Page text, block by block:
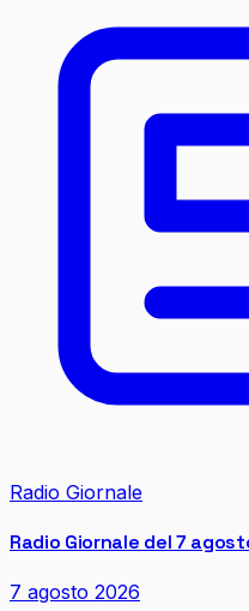
Radio Giornale
Radio Giornale del 7
7 agosto 2026